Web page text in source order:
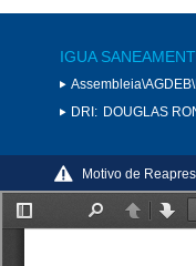
IGUA
DRI: DOUGLAS
Motivo de